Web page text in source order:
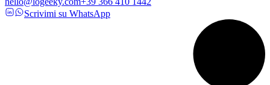
Scrivimi su WhatsApp